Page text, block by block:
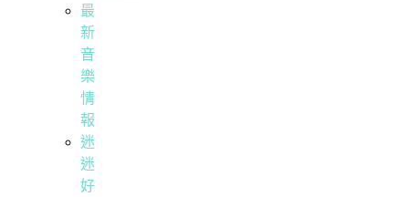
最
新
音
樂
情
報
迷
迷
好